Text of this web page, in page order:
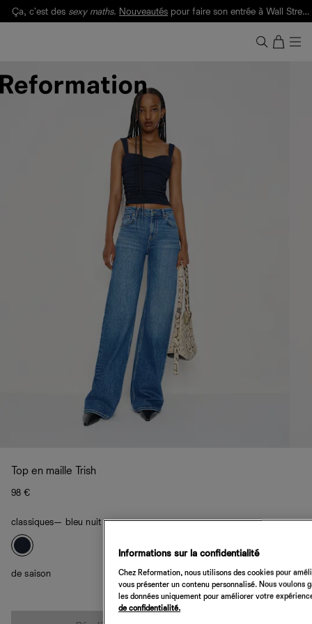
Ça, c'est des sexy maths. Nouveautés pour faire son entrée à Wall Street.
Top en maille Trish
98 €
classiques— bleu nuit
de saison
Informations sur la confidentialité
Chez Reformation, nous utilisons des cookies pour
vous présenter un contenu personnalisé. Nous
les données uniquement pour améliorer votre
de confidentialité.